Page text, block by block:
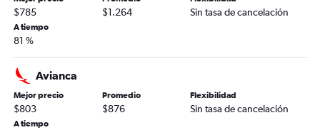
$785 $1.264 Sin tasa de cancelación
A tiempo
81 %
Avianca
Mejor precio
$803
Promedio
$876
Flexibilidad
Sin tasa de cancelación
A tiempo